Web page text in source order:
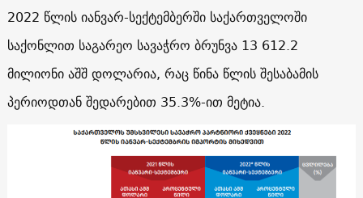
2022 წლის იანვარ-სექტემბერში საქართველოში
საქონლით საგარეო სავაჭრო ბრუნვა 13 612.2
მილიონი აშშ დოლარია, რაც წინა წლის შესაბამის
პერიოდთან შედარებით 35.3%-ით მეტია.